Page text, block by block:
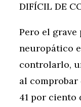
DIFÍCIL DE
Pero el
neuropático
controlarlo,
al comprobar
41 por ciento